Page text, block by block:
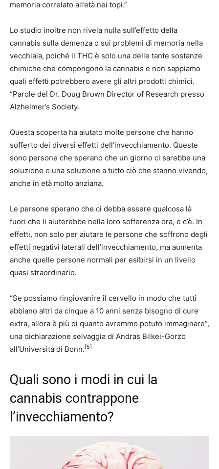
memoria correlato all’età nei topi.”
Lo studio inoltre non rivela nulla sull’effetto della
cannabis sulla demenza o sui problemi di memoria nella
vecchiaia, poiché il THC è solo una delle tante sostanze
chimiche che compongono la cannabis e non sappiamo
quali effetti potrebbero avere gli altri prodotti chimici.
“Parole del Dr. Doug Brown Director of Research presso
Alzheimer’s Society.
Questa scoperta ha aiutato molte persone che hanno
sofferto dei diversi effetti dell’invecchiamento. Queste
sono persone che sperano che un giorno ci sarebbe una
soluzione o una soluzione a tutto ciò che stanno vivendo,
anche in età molto anziana.
Le persone sperano che ci debba essere qualcosa là
fuori che li aiuterebbe nella loro sofferenza ora, e c’è. In
effetti, non solo per aiutare le persone che soffrono degli
effetti negativi laterali dell’invecchiamento, ma aumenta
anche quelle persone normali per esibirsi in un livello
quasi straordinario.
“Se possiamo ringiovanire il cervello in modo che tutti
abbiano altri da cinque a 10 anni senza bisogno di cure
extra, allora è più di quanto avremmo potuto immaginare”,
una dichiarazione selvaggia di Andras Bilkei-Gorzo
all’Università di Bonn. [5]
Quali sono i modi in cui la
cannabis contrappone
l’invecchiamento?